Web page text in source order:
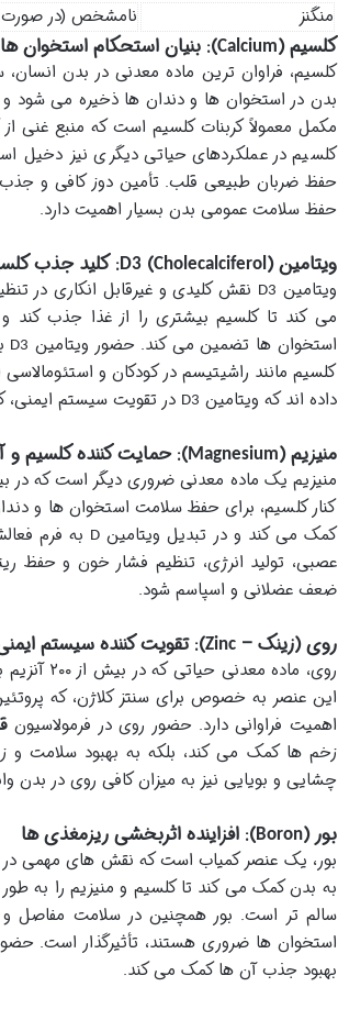
منگنز
نامشخص (در
کلسیم (Calcium): بنیان استحکام استخوان ها
بدن در استخوان ها و دندان ها ذخیره می شود
مکمل معمولاً کربنات کلسیم است که منبع غنی
کلسیم در عملکردهای حیاتی دیگری نیز دخیل
حفظ ضربان طبیعی قلب. تأمین دوز کافی و جذب
حفظ سلامت عمومی بدن بسیار اهمیت دارد.
ویتامین D3(Cholecalciferol): کلید جذب کلسیم
ویتامین D3 نقش کلیدی و غیرقابل انکاری در
می کند تا کلسیم بیشتری را از غذا جذب
استخوان ها تضمین می کند. حضور ویتامین D3
کلسیم مانند راشیتیسم در کودکان و
داده اند که ویتامین D3 در تقویت سیستم ایمنی،
منیزیم (Magnesium): حمایت کننده کلسیم
کنار کلسیم، برای حفظ سلامت استخوان ها و
کمک می کند و در تبدیل ویتامین D به فرم
عصبی، تولید انرژی، تنظیم فشار خون و حفظ
ضعف عضلانی و اسپاسم شود.
روی (زینک –Zinc): تقویت کننده سیستم
روی،
این عنصر به خصوص برای سنتز کلاژن، که
اهمیت فراوانی دارد. حضور روی در فرمولاسیون
زخم ها کمک می کند، بلکه به بهبود سلامت
چشایی و بویایی نیز به میزان کافی روی در بدن
بور (Boron): افزاینده اثربخشی ریزمغذی ها
بور، یک عنصر کمیاب است که نقش های مهمی در
به بدن کمک می کند تا کلسیم و منیزیم را به
سالم تر است. بور همچنین در سلامت مفاصل و
استخوان ها ضروری هستند، تأثیرگذار است.
بهبود جذب آن ها کمک می کند.